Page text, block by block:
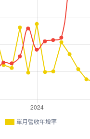
單月營收年增率